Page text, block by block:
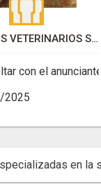
SERVICIOS VETERINARIOS SIERRA MORENA
con el anunciante
en la